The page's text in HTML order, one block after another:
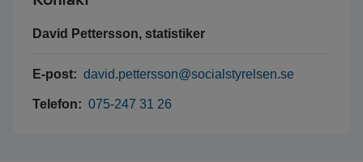
David Pettersson, statistiker
E-post: david.pettersson@socialstyrelsen.se
Telefon: 075-247 31 26